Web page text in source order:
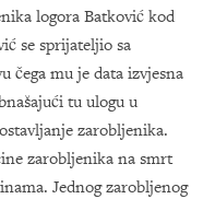
logora Batković kod
se sprijateljio sa
čega mu je data izvjesna
tu ulogu u
zarobljenika.
zarobljenika na smrt
Jednog zarobljenog